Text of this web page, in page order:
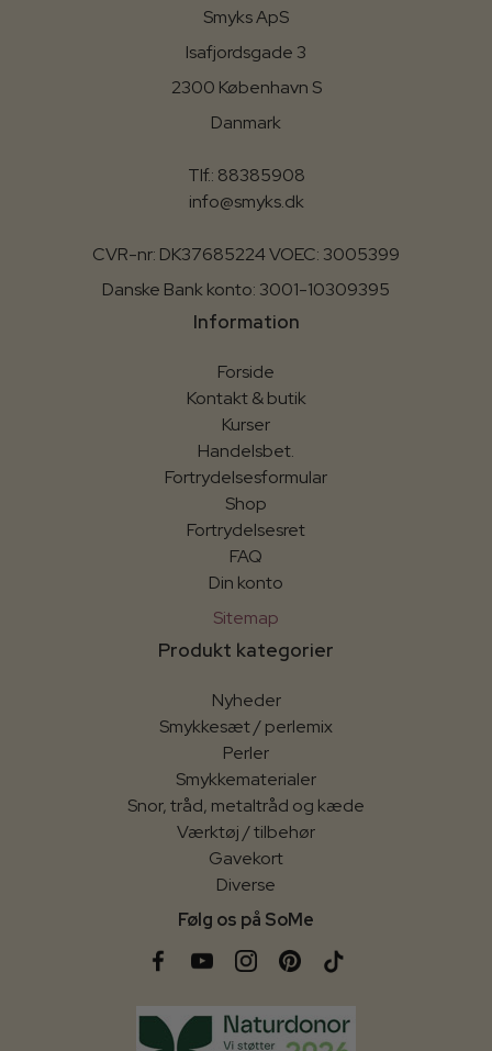
Smyks ApS
Isafjordsgade 3
2300 København S
Danmark
Tlf.: 88385908
info@smyks.dk
CVR-nr: DK37685224 VOEC: 3005399
Danske Bank konto: 3001-10309395
Information
Forside
Kontakt & butik
Kurser
Handelsbet.
Fortrydelsesformular
Shop
Fortrydelsesret
FAQ
Din konto
Sitemap
Produkt kategorier
Nyheder
Smykkesæt / perlemix
Perler
Smykkematerialer
Snor, tråd, metaltråd og kæde
Værktøj / tilbehør
Gavekort
Diverse
Følg os på SoMe